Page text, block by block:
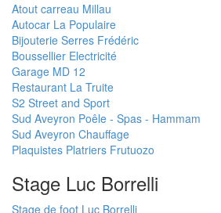
Atout carreau Millau
Autocar La Populaire
Bijouterie Serres Frédéric
Boussellier Electricité
Garage MD 12
Restaurant La Truite
S2 Street and Sport
Sud Aveyron Poêle - Spas - Hammam
Sud Aveyron Chauffage
Plaquistes Platriers Frutuozo
Stage Luc Borrelli
Stage de foot Luc Borrelli